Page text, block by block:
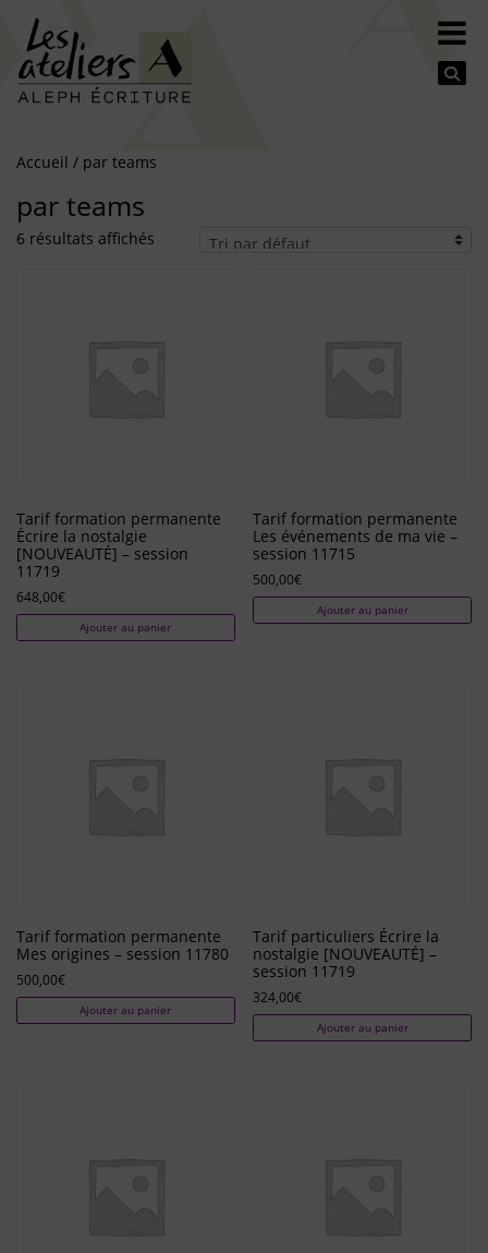
Accueil / par teams
par teams
6 résultats affichés
Tarif formation permanente
Écrire la nostalgie
[NOUVEAUTÉ] – session
11719
648,00€
Ajouter au panier
Tarif formation permanente
Les événements de ma vie –
session 11715
500,00€
Ajouter au panier
Tarif formation permanente
Mes origines – session 11780
500,00€
Ajouter au panier
Tarif particuliers Écrire la
nostalgie [NOUVEAUTÉ] –
session 11719
324,00€
Ajouter au panier